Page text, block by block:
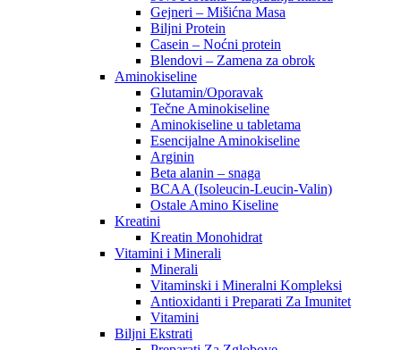
Gejneri – Mišićna Masa
Biljni Protein
Casein – Noćni protein
Blendovi – Zamena za obrok
Aminokiseline
Glutamin/Oporavak
Tečne Aminokiseline
Aminokiseline u tabletama
Esencijalne Aminokiseline
Arginin
Beta alanin – snaga
BCAA (Isoleucin-Leucin-Valin)
Ostale Amino Kiseline
Kreatini
Kreatin Monohidrat
Vitamini i Minerali
Minerali
Vitaminski i Mineralni Kompleksi
Antioxidanti i Preparati Za Imunitet
Vitamini
Biljni Ekstrati